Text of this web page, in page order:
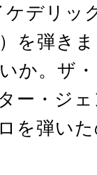
デリッ
を弾き
か。ザ
ー・ジ
を弾い